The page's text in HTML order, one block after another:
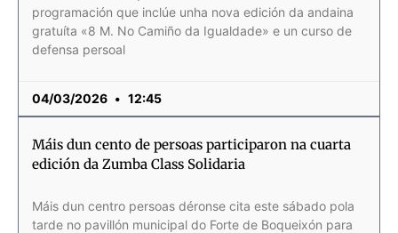
programación que inclúe unha nova edición da andaina
gratuíta «8 M. No Camiño da Igualdade» e un curso de
defensa persoal
04/03/2026 12:45
Máis dun cento de persoas participaron na cuarta
edición da Zumba Class Solidaria
Máis dun centro persoas déronse cita este sábado pola
tarde no pavillón municipal do Forte de Boqueixón para